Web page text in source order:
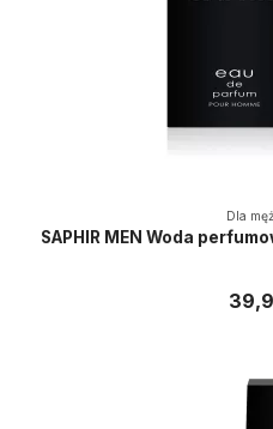
Dla
SAPHIR MEN Woda